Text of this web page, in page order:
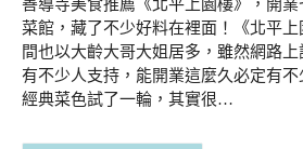
善導寺美食推薦《北平上園樓》，開
菜館，藏了不少好料在裡面！《北平
間也以大齡大哥大姐居多，雖然網路
有不少人支持，能開業這麼久必定有
經典菜色試了一輪，其實很…